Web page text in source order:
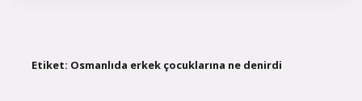
Etiket: Osmanlıda erkek çocuklarına ne denirdi